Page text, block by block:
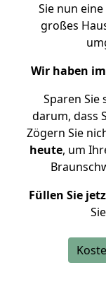
Sie nun
großes
Wir haben
Sparen Sie
darum, dass
Zögern Sie
heute, um
Füllen Sie